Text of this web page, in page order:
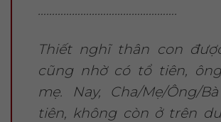
………………………………………….
Thiết nghĩ thân con
cũng nhờ có tổ tiên,
mẹ. Nay, Cha/Mẹ/Ông/
tiên, không còn ở trên